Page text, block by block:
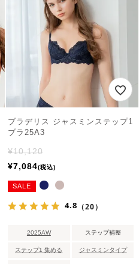
ブラデリス ジャスミンステップ1
ブラ25A3
¥10,120
¥7,084 税込
SALE
4.8 （20）
2025AW ステップ補整
ステップ1 集める ジャスミンタイプ